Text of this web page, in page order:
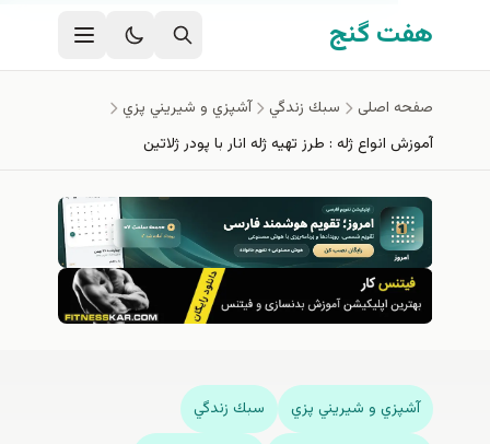
گنج
سبك زندگي
آشپزي و شيريني پزي
ژله : طرز تهيه ژله انار با پودر ژلاتين
و شيريني پزي
سبك زندگي